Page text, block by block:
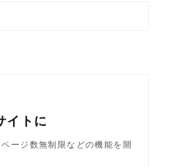
イトに
ージ数無制限などの機能を開